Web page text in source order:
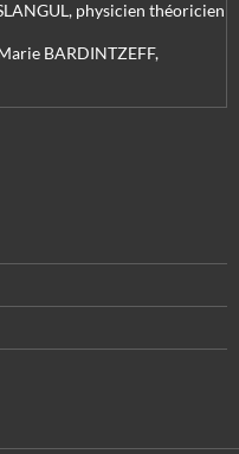
physicien théoricien
BARDINTZEFF,